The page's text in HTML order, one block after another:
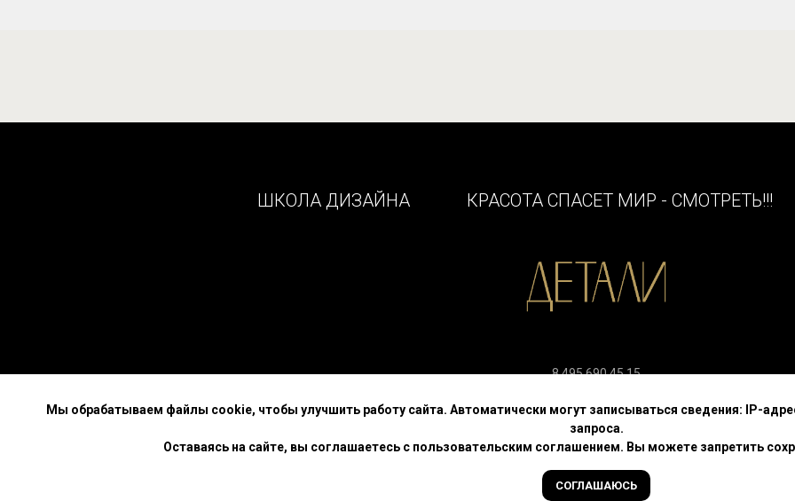
Мы обрабатываем файлы cookie, чтобы улучшить работу сайта. Автоматически могут записываться сведения: IP-
запроса.
Оставаясь на сайте, вы соглашаетесь с пользовательским соглашением. Вы можете запретить
СОГЛАШАЮСЬ
ШКОЛА ДИЗАЙНА КРАСОТА СПАСЕТ МИР - СМОТРЕТЬ!!!
8 495 690 45 15
Политика АНО ДПО «ВЫСШАЯ ШКОЛА ДИЗАЙНА «ДЕТАЛИ» в отношении обработки
Школа «Детали»